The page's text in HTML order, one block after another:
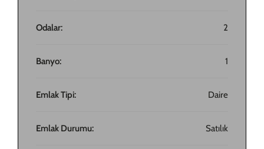
Odalar: 2
Banyo: 1
Emlak Tipi: Daire
Emlak Durumu: Satılık